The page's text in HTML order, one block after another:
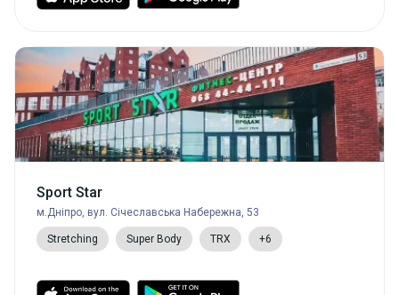
Sport Star
м.Дніпро, вул. Січеславська Набережна, 53
Stretching Super Body TRX +6